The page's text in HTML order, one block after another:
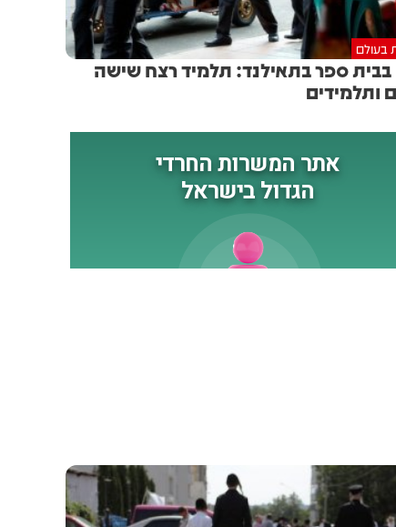
בעולם
ספר בתאילנד: תלמיד רצח שישה
ותלמידים